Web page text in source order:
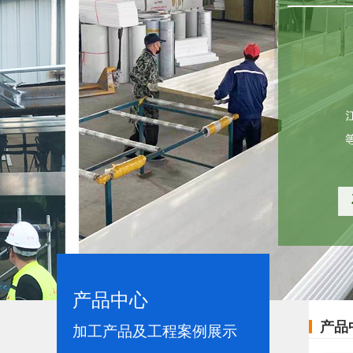
产品中心
加工产品及工程案例展示 产品